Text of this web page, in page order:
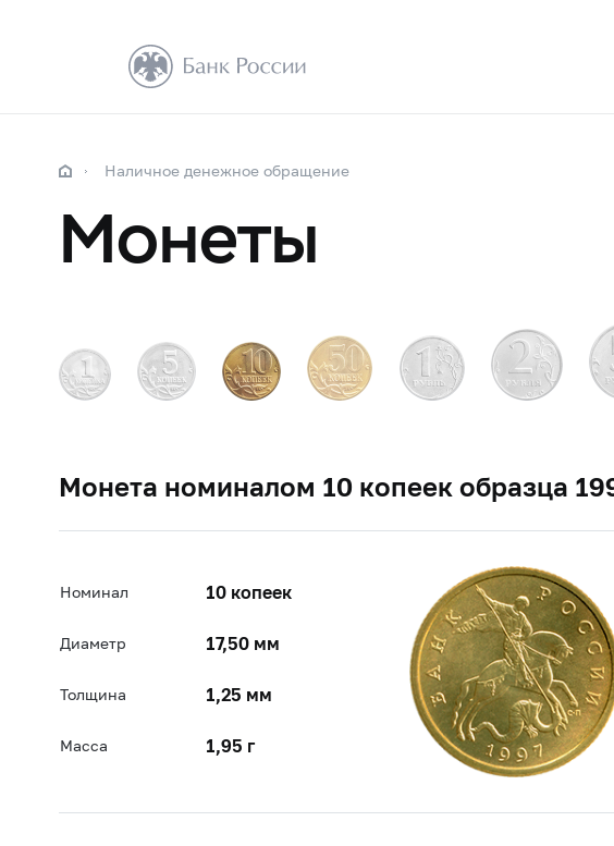
Наличное денежное обращение
Монеты
Монета номиналом 10 копеек образца
Номинал 10 копеек
Диаметр 17,50 мм
Толщина 1,25 мм
Масса 1,95 г